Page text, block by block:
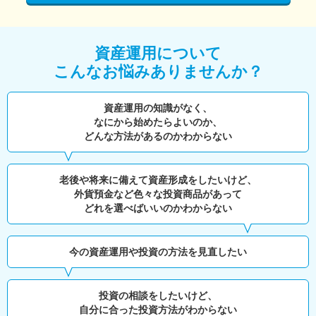
資産運用について
こんなお悩みありませんか？
資産運用の知識がなく、
なにから始めたらよいのか、
どんな方法があるのかわからない
老後や将来に備えて資産形成をしたいけど、
外貨預金など色々な投資商品があって
どれを選べばいいのかわからない
今の資産運用や投資の方法を見直したい
投資の相談をしたいけど、
自分に合った投資方法がわからない